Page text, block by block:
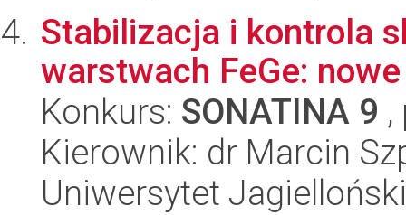
Stabilizacja i kontrola
warstwach FeGe:
Konkurs: SONATINA 9
Kierownik: dr Marcin
Uniwersytet Jagielloński